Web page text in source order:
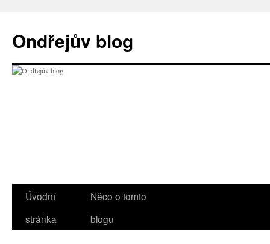
obsahu
webu
Ondřejův blog
Úvodní
stránka
Něco o tomto
blogu